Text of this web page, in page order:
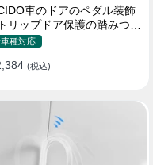
車のドアのペダル装飾
リップドア保護の踏みつけ
種対応
(税込)